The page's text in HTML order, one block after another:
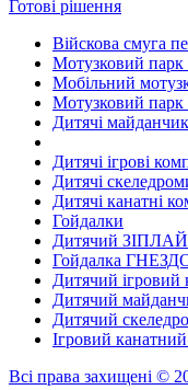
Готові рішення
Війскова смуга
Мотузковий парк
Мобільний
Мотузковий парк
Дитячі
Дитячі ігрові
Дитячі
Дитячі канатні
Гойдалки
Дитячий
Гойдалка
Дитячий
Дитячий
Дитячий
Ігровий
Всі права захищені ©